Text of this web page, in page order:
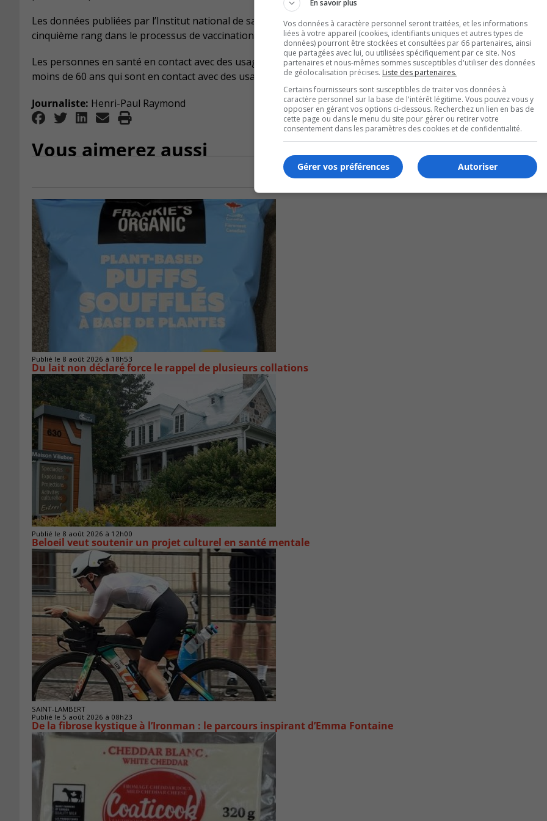
Les données publiées par l’Institut national de santé publique du Québec place les citoyens de 80 ans et plus au
cinquième rang dans le processus de vaccination.
Les personnes en santé en contact avec des usagers sont au deuxième rang et au neuvième ce sont les
moins de 60 ans qui sont en contact avec des usagers.
Journaliste: Henri-Paul Raymond
Vous aimerez aussi
Publié le 8 août 2026 à 18h53
Du lait non déclaré force le rappel de plusieurs collations
Publié le 8 août 2026 à 12h00
Beloeil veut soutenir un projet culturel en santé mentale
SAINT-LAMBERT
Publié le 5 août 2026 à 08h23
De la fibrose kystique à l’Ironman : le parcours inspirant d’Emma Fontaine
En savoir plus
Vos données à caractère personnel seront traitées, et les informations
liées à votre appareil (cookies, identifiants uniques et autres types de
données) pourront être stockées et consultées par 66 partenaires, ainsi
que partagées avec lui, ou utilisées spécifiquement par ce site. Nos
partenaires et nous-mêmes sommes susceptibles d'utiliser des données
de géolocalisation précises. Liste des partenaires.
Certains fournisseurs sont susceptibles de traiter vos données à
caractère personnel sur la base de l'intérêt légitime. Vous pouvez vous y
opposer en gérant vos options ci-dessous. Recherchez un lien en bas de
cette page ou dans le menu du site pour gérer ou retirer votre
consentement dans les paramètres des cookies et de confidentialité.
Autoriser
Gérer vos préférences